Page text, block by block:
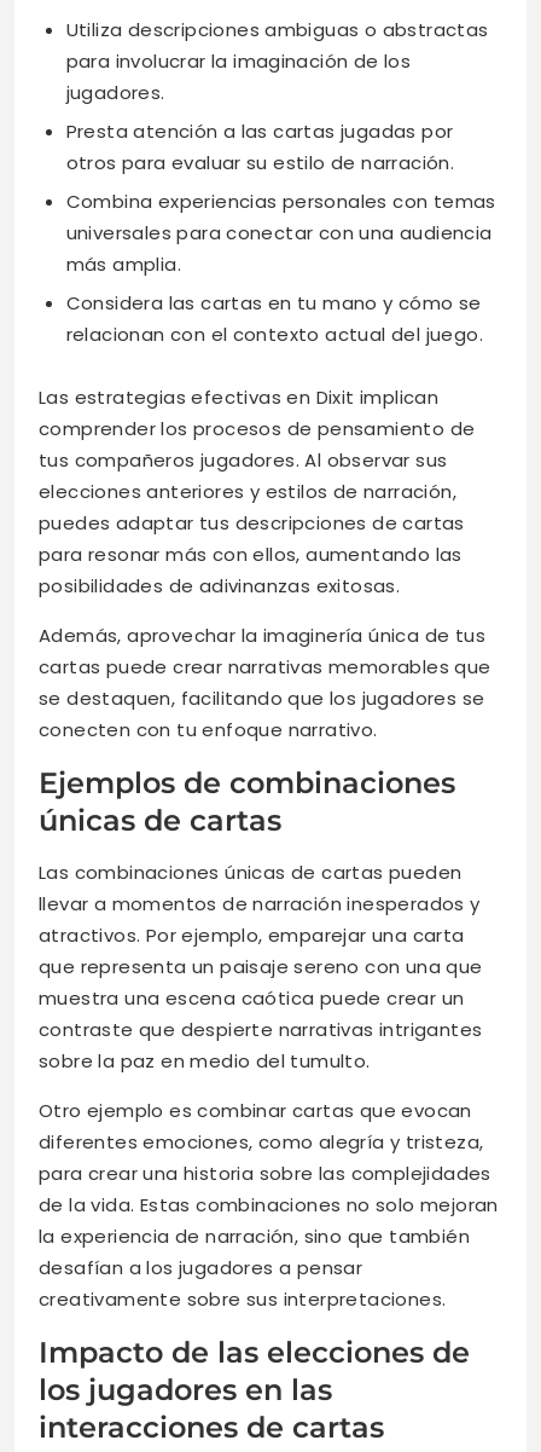
Utiliza descripciones ambiguas o abstractas
para involucrar la imaginación de los
jugadores.
Presta atención a las cartas jugadas por
otros para evaluar su estilo de narración.
Combina experiencias personales con temas
universales para conectar con una audiencia
más amplia.
Considera las cartas en tu mano y cómo se
relacionan con el contexto actual del juego.
Las estrategias efectivas en Dixit implican
comprender los procesos de pensamiento de
tus compañeros jugadores. Al observar sus
elecciones anteriores y estilos de narración,
puedes adaptar tus descripciones de cartas
para resonar más con ellos, aumentando las
posibilidades de adivinanzas exitosas.
Además, aprovechar la imaginería única de tus
cartas puede crear narrativas memorables que
se destaquen, facilitando que los jugadores se
conecten con tu enfoque narrativo.
Ejemplos de combinaciones
únicas de cartas
Las combinaciones únicas de cartas pueden
llevar a momentos de narración inesperados y
atractivos. Por ejemplo, emparejar una carta
que representa un paisaje sereno con una que
muestra una escena caótica puede crear un
contraste que despierte narrativas intrigantes
sobre la paz en medio del tumulto.
Otro ejemplo es combinar cartas que evocan
diferentes emociones, como alegría y tristeza,
para crear una historia sobre las complejidades
de la vida. Estas combinaciones no solo mejoran
la experiencia de narración, sino que también
desafían a los jugadores a pensar
creativamente sobre sus interpretaciones.
Impacto de las elecciones de
los jugadores en las
interacciones de cartas